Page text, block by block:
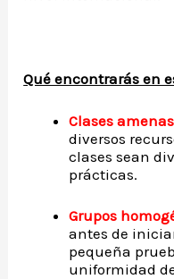
Qué encontrarás en
Clases
diversos
clases sean
prácticas.
Grupos
antes de
pequeña
uniformidad